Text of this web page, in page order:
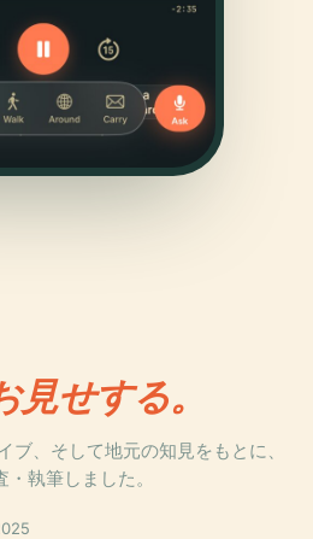
せする。
ブ、そして地元の知見をもとに、
執筆しました。